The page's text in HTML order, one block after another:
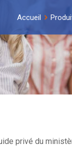
Accueil
privé du